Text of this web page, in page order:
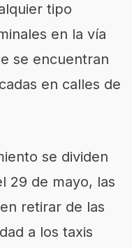
tipo
en la vía
se encuentran
en calles de
se dividen
29 de mayo, las
retirar de las
a los taxis